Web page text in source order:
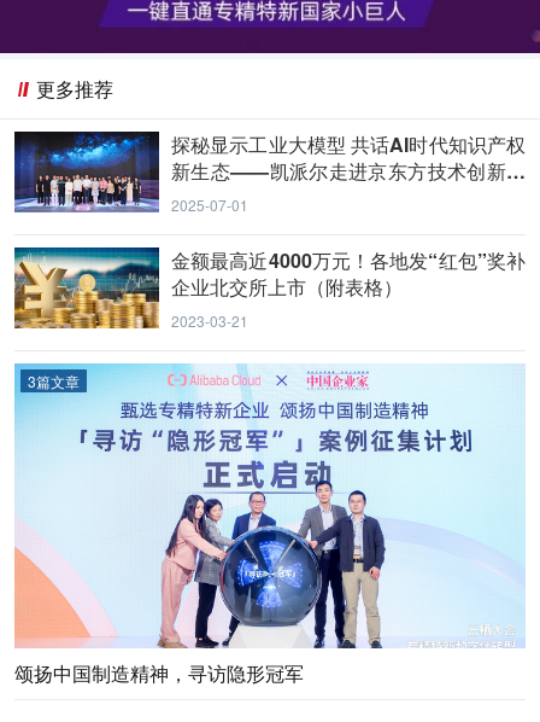
更多推荐
探秘显示工业大模型 共话AI时代知识产权
新生态——凯派尔走进京东方技术创新中
心
2025-07-01
金额最高近4000万元！各地发“红包”奖补
企业北交所上市（附表格）
2023-03-21
3篇文章
颂扬中国制造精神，寻访隐形冠军